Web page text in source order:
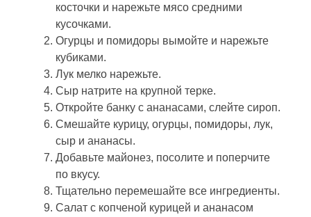
косточки и нарежьте мясо средними
кусочками.
Огурцы и помидоры вымойте и нарежьте
кубиками.
Лук мелко нарежьте.
Сыр натрите на крупной терке.
Откройте банку с ананасами, слейте сироп.
Смешайте курицу, огурцы, помидоры, лук,
сыр и ананасы.
Добавьте майонез, посолите и поперчите
по вкусу.
Тщательно перемешайте все ингредиенты.
Салат с копченой курицей и ананасом